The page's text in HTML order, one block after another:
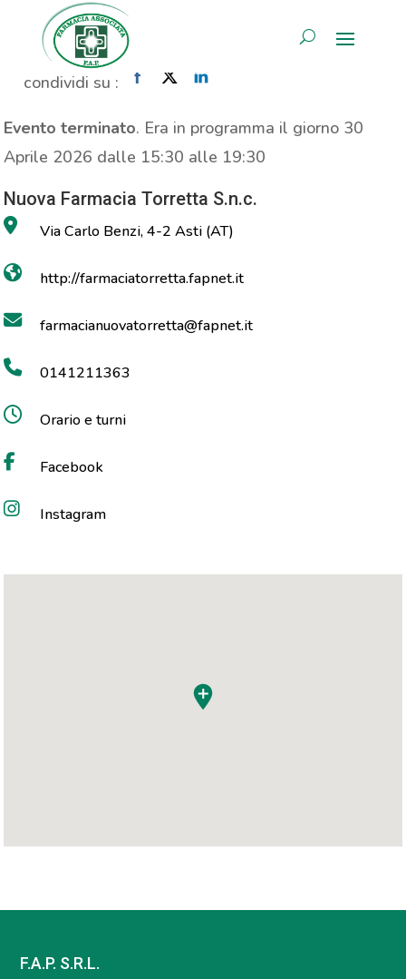
AREA RISERVATA
Analisi Emoglobina
Home» Evento» Analisi Emoglobina
condividi su :
Evento terminato. Era in programma il giorno 30
Aprile 2026 dalle 15:30 alle 19:30
Nuova Farmacia Torretta S.n.c.
Via Carlo Benzi, 4-2 Asti (AT)
http://farmaciatorretta.fapnet.it
farmacianuovatorretta@fapnet.it
0141211363
Orario e turni
Facebook
Instagram
F.A.P. S.R.L.